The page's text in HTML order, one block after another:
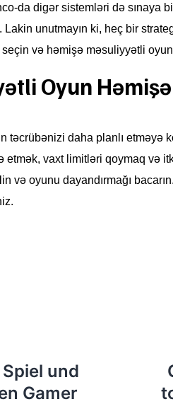
da digər sistemləri də
unutmayın ki, heç bir
və həmişə məsuliyyətli
Oyun
təcrübənizi daha planlı etməyə
etmək, vaxt limitləri qoymaq və
və oyunu dayandırmağı
und
Gamer